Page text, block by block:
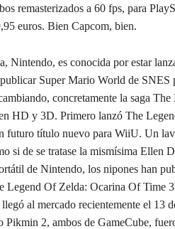
remasterizados a 60 fps, para
euros. Bien Capcom, bien.
Nintendo, es conocida por estar
Super Mario World de SNES
concretamente la saga
HD y 3D. Primero lanzó The
futuro título nuevo para WiiU. Un
si de se tratase la mismísima Ellen
de Nintendo, los nipones han
Legend Of Zelda: Ocarina Of Time
al mercado recientemente el 13
Pikmin 2, ambos de GameCube,